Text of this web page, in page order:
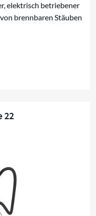
elektrisch betriebener
brennbaren Stäuben
22